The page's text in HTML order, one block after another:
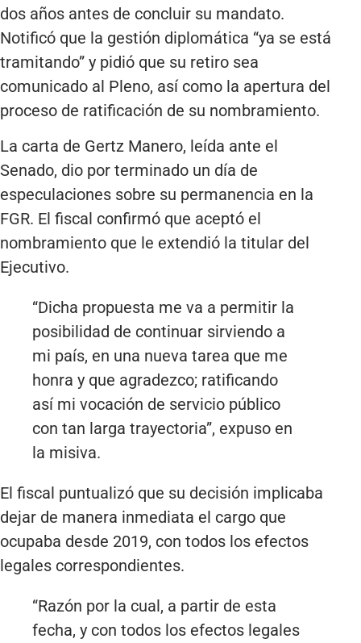
dos años antes de concluir su mandato.
Notificó que la gestión diplomática “ya se está
tramitando” y pidió que su retiro sea
comunicado al Pleno, así como la apertura del
proceso de ratificación de su nombramiento.
La carta de Gertz Manero, leída ante el
Senado, dio por terminado un día de
especulaciones sobre su permanencia en la
FGR. El fiscal confirmó que aceptó el
nombramiento que le extendió la titular del
Ejecutivo.
“Dicha propuesta me va a permitir la
posibilidad de continuar sirviendo a
mi país, en una nueva tarea que me
honra y que agradezco; ratificando
así mi vocación de servicio público
con tan larga trayectoria”, expuso en
la misiva.
El fiscal puntualizó que su decisión implicaba
dejar de manera inmediata el cargo que
ocupaba desde 2019, con todos los efectos
legales correspondientes.
“Razón por la cual, a partir de esta
fecha, y con todos los efectos legales